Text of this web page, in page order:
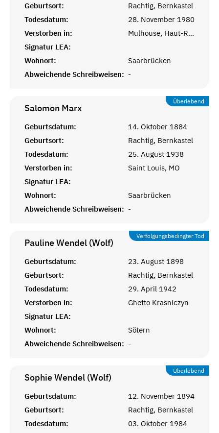
Geburtsort:
Rachtig, Bernkastel
Todesdatum:
28. November 1980
Verstorben in:
Mulhouse, Haut-Rhin, Alsace
Signatur LEA:
Wohnort:
Saarbrücken
Abweichende Schreibweisen: -
Überlebend
Salomon Marx
Geburtsdatum:
14. Oktober 1884
Geburtsort:
Rachtig, Bernkastel
Todesdatum:
25. August 1938
Verstorben in:
Saint Louis, MO
Signatur LEA:
Wohnort:
Saarbrücken
Abweichende Schreibweisen: -
Verfolgungsbedingter Tod
Pauline Wendel (Wolf)
Geburtsdatum:
23. August 1898
Geburtsort:
Rachtig, Bernkastel
Todesdatum:
29. April 1942
Verstorben in:
Ghetto Krasniczyn
Signatur LEA:
Wohnort:
Sötern
Abweichende Schreibweisen: -
Überlebend
Sophie Wendel (Wolf)
Geburtsdatum:
12. November 1894
Geburtsort:
Rachtig, Bernkastel
Todesdatum:
03. Oktober 1984